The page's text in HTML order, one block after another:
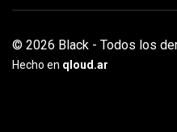
© 2026 Black - Todos los
Hecho en qloud.ar